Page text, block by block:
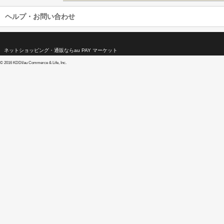
ヘルプ・お問い合わせ
ネットショッピング・通販ならau PAY マーケット
© 2016 KDDI/au Commerce & Life, Inc.